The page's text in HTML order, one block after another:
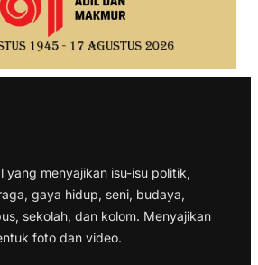
yang menyajikan isu-isu politik,
gaya hidup, seni, budaya,
sekolah, dan kolom. Menyajikan
foto dan video.